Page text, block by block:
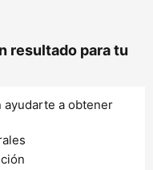
resultado para tu
ayudarte a obtener